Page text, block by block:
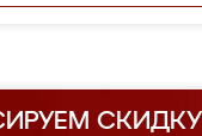
СКИДКУ